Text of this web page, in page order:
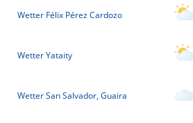
Wetter Félix Pérez Cardozo
Wetter Yataity
Wetter San Salvador, Guaira